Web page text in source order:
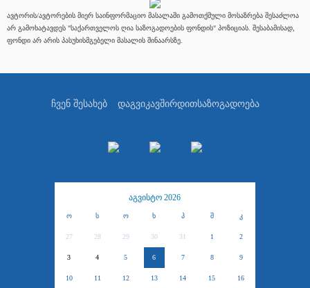
ავტორის/ავტორების მიერ საინფორმაციო მასალაში გამოთქმული მოსაზრება შესაძლოა
არ გამოხატავდეს "საქართველოს ღია საზოგადოების ფონდის" პოზიციას. შესაბამისად,
ფონდი არ არის პასუხისმგებელი მასალის შინაარსზე.
ჩვენ შესახებ დაგვიკავშირდითსაზოგადოება
აგვისტო 2026
ო ს ო ხ პ შ კ
27 28 29 30 31 1 2
3 4 5 6 7 8 9
10 11 12 13 14 15 16